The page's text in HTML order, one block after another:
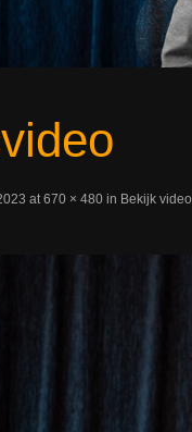
at670 × 480 in Bekijk video